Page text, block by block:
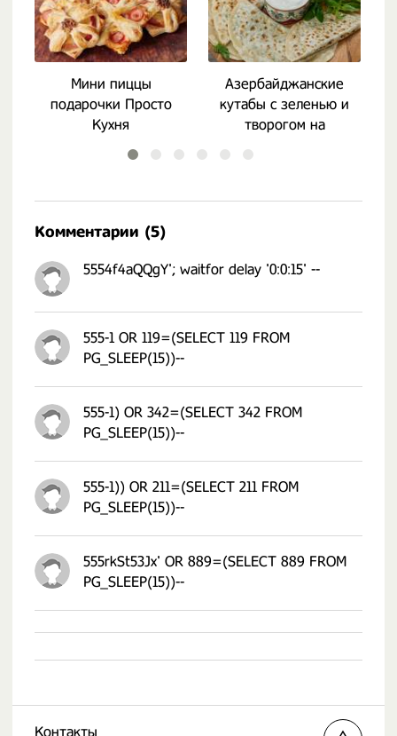
Мини пиццы
подарочки Просто
Кухня
Азербайджанские
кутабы с зеленью и
творогом на
Комментарии (5)
5554f4aQQgY'; waitfor delay '0:0:15' --
555-1 OR 119=(SELECT 119 FROM
PG_SLEEP(15))--
555-1) OR 342=(SELECT 342 FROM
PG_SLEEP(15))--
555-1)) OR 211=(SELECT 211 FROM
PG_SLEEP(15))--
555rkSt53Jx' OR 889=(SELECT 889 FROM
PG_SLEEP(15))--
Контакты